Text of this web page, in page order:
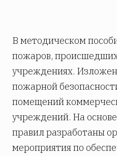
В методическом
пожаров,
учреждениях.
пожарной
помещений
учреждений. На
правил разработаны
мероприятия по